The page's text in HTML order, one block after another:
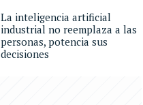
La inteligencia artificial
industrial no reemplaza a las
personas, potencia sus
decisiones